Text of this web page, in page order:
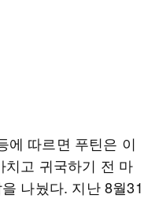
에 따르면 푸틴은 이
치고 귀국하기 전 마
나눴다. 지난 8월31